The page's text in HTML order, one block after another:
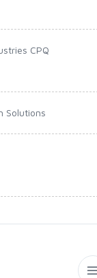
CPQ
Solutions